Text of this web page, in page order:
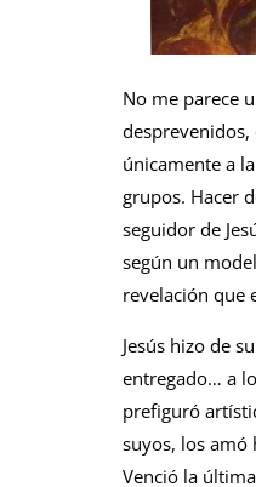
No me parece
únicamente a
grupos. Hacer
seguidor de
según un
revelación que
Jesús hizo de
entregado… a
prefiguró
suyos, los amó
Venció la